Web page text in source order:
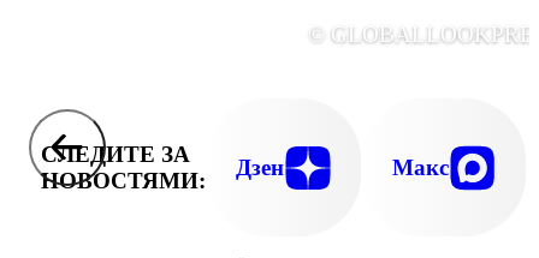
©
СЛЕДИТЕ ЗА
НОВОСТЯМИ:
Дзен Макс